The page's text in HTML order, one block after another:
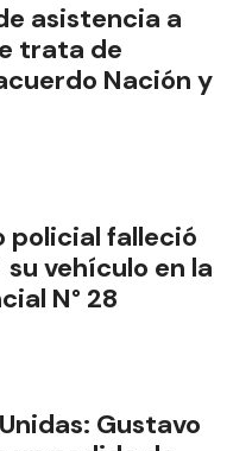
asistencia a
trata de
Nación y
policial falleció
vehículo en la
N° 28
Gustavo